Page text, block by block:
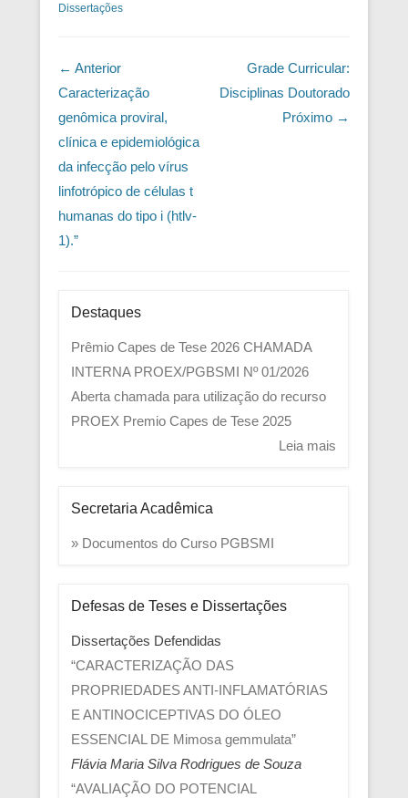
Dissertações
Navegação das Postagens
← Anterior
Caracterização
genômica proviral,
clínica e epidemiológica
da infecção pelo vírus
linfotrópico de células t
humanas do tipo i (htlv-
1).”
Grade Curricular:
Disciplinas Doutorado
Próximo →
Destaques
Prêmio Capes de Tese 2026 CHAMADA
INTERNA PROEX/PGBSMI Nº 01/2026
Aberta chamada para utilização do recurso
PROEX Premio Capes de Tese 2025
Leia mais
Secretaria Acadêmica
» Documentos do Curso PGBSMI
Defesas de Teses e Dissertações
Dissertações Defendidas
“CARACTERIZAÇÃO DAS
PROPRIEDADES ANTI-INFLAMATÓRIAS
E ANTINOCICEPTIVAS DO ÓLEO
ESSENCIAL DE Mimosa gemmulata”
Flávia Maria Silva Rodrigues de Souza
“AVALIAÇÃO DO POTENCIAL